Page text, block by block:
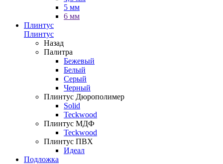
5 мм
6 мм
Плинтус
Плинтус
Назад
Палитра
Бежевый
Белый
Серый
Черный
Плинтус Дюрополимер
Solid
Teckwood
Плинтус МДФ
Teckwood
Плинтус ПВХ
Идеал
Подложка